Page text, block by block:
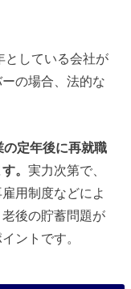
としている会社が
の場合、法的な
定年後に再就職
す。実力次第で、
用制度などによ
後の貯蓄問題が
ントです。